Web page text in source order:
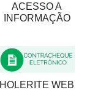
ACESSO A
INFORMAÇÃO
HOLERITE WEB